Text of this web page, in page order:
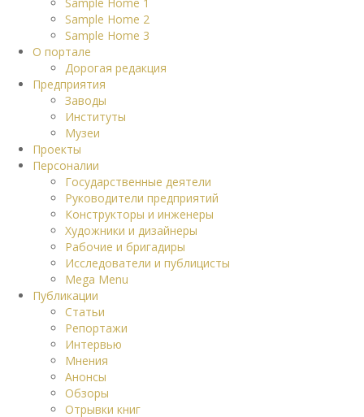
Sample Home 2
Sample Home 3
О портале
Дорогая редакция
Предприятия
Заводы
Институты
Музеи
Проекты
Персоналии
Государственные деятели
Руководители предприятий
Конструкторы и инженеры
Художники и дизайнеры
Рабочие и бригадиры
Исследователи и публицисты
Mega Menu
Публикации
Статьи
Репортажи
Интервью
Мнения
Анонсы
Обзоры
Отрывки книг